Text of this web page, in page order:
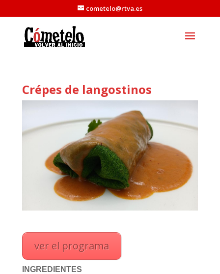
cometelo@rtva.es
Crépes de langostinos
ver el programa
INGREDIENTES